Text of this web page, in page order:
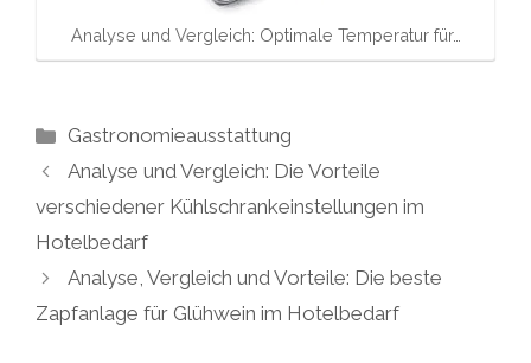
Analyse und Vergleich: Optimale Temperatur für…
Kategorien
Gastronomieausstattung
Analyse und Vergleich: Die Vorteile
verschiedener Kühlschrankeinstellungen im
Hotelbedarf
Analyse, Vergleich und Vorteile: Die beste
Zapfanlage für Glühwein im Hotelbedarf